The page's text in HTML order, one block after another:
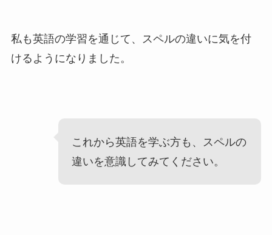
私も英語の学習を通じて、スペルの違いに気を付
けるようになりました。
これから英語を学ぶ方も、スペルの
違いを意識してみてください。